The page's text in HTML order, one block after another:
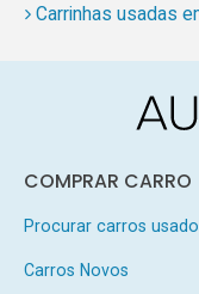
Carrinhas usadas
COMPRAR CARRO
Procurar carros
Carros Novos